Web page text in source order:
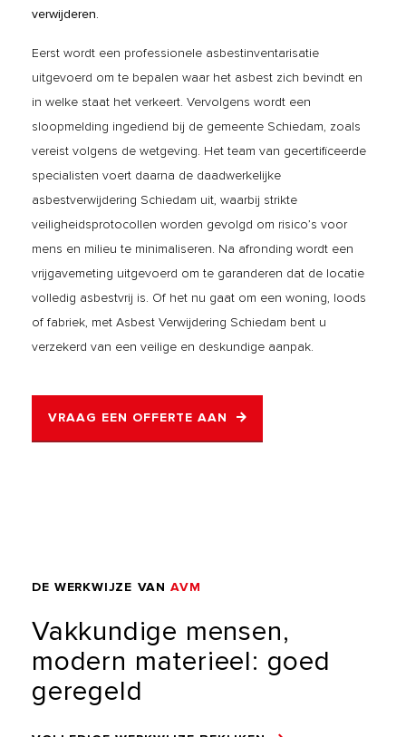
verwijderen.
Eerst wordt een professionele asbestinventarisatie
uitgevoerd om te bepalen waar het asbest zich bevindt en
in welke staat het verkeert. Vervolgens wordt een
sloopmelding ingediend bij de gemeente Schiedam, zoals
vereist volgens de wetgeving. Het team van gecertificeerde
specialisten voert daarna de daadwerkelijke
asbestverwijdering Schiedam uit, waarbij strikte
veiligheidsprotocollen worden gevolgd om risico’s voor
mens en milieu te minimaliseren. Na afronding wordt een
vrijgavemeting uitgevoerd om te garanderen dat de locatie
volledig asbestvrij is. Of het nu gaat om een woning, loods
of fabriek, met Asbest Verwijdering Schiedam bent u
verzekerd van een veilige en deskundige aanpak.
VRAAG EEN OFFERTE AAN
DE WERKWIJZE VAN AVM
Vakkundige mensen,
modern materieel: goed
geregeld